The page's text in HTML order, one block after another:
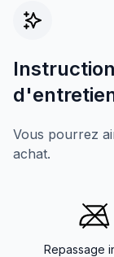
Vous pourrez
achat.
Repassage